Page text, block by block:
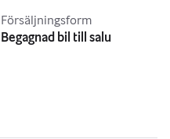
Försäljningsform
Begagnad bil till salu